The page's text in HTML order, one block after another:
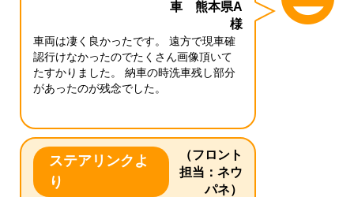
車 熊本県A
様
車両は凄く良かったです。 遠方で現車確
認行けなかったのでたくさん画像頂いて
たすかりました。 納車の時洗車残し部分
があったのが残念でした。
ステアリンクよ
り
（フロント
担当：ネウ
パネ）